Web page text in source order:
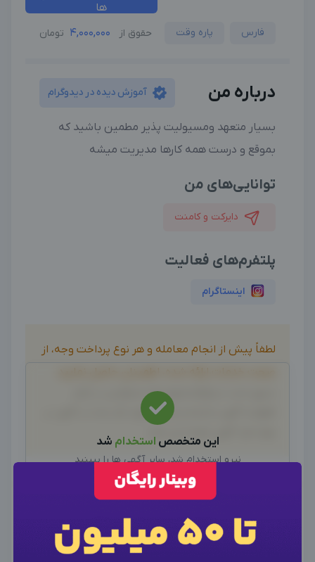
ها
فارس پاره وقت حقوق از 4,000,000 تومان
درباره من آموزش دیده در دیدوگرام
بسیار متعهد و‌مسیولیت پذیر مطمین باشید که
بموقع و درست همه کارها مدیریت میشه
توانایی‌های من
دایرکت و کامنت
پلتفرم‌های فعالیت
اینستاگرام
لطفاً پیش از انجام معامله و هر نوع پرداخت وجه، از
بدیهی است دیدوگرام هیچ نوع مسئولیتی در قبال
اظهارات آگهی نداشته و صحت موارد ذکر شده در آگهی، بر
این متخصص استخدام شد
نیرو استخدام شد، سایر آگهی ها را ببینید
سایر متخصصین
را با ما به اشتراک بگذارید
خواهشمندیم برای ارتباط با ادمین از طریق واتساپ یا
اطلاعات تماس
ورود به حساب کاربری
وارد حساب کاربری شوید